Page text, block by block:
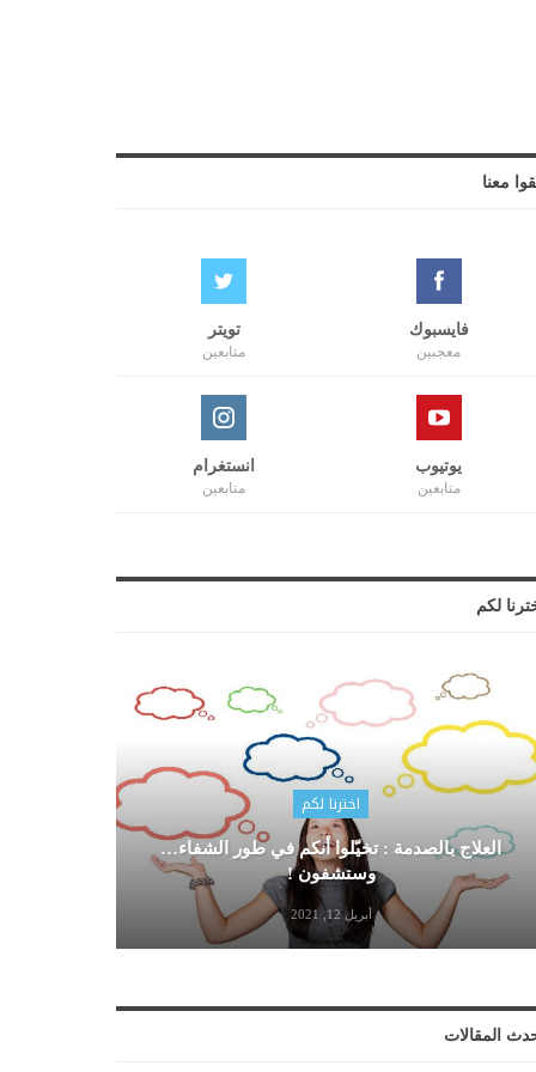
معنا
فايسبوك
معجبين
تويتر
متابعين
يوتيوب
متابعين
انستغرام
متابعين
لكم
اخترنا لكم
العلاج بالصدمة : تخيّلوا أنكم في طور الشفاء…
وستشفون !
أبريل 12, 2021
المقالات